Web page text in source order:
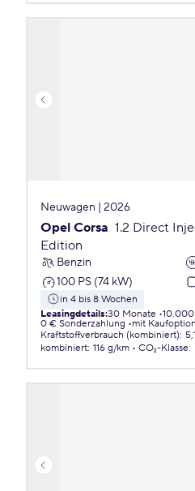
Neuwagen | 2026
Opel Corsa 1.2 Direct
Edition
Benzin
100 PS (74 kW)
in 4 bis 8 Wochen
Leasingdetails:30 Monate
0 € Sonderzahlung
mit Kaufoption
Kraftstoffverbrauch (kombiniert):
kombiniert: 116 g/km CO₂-Klasse: